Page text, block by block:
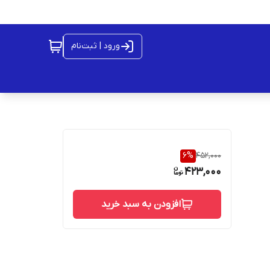
ورود | ثبت‌نام
452,000
6%
423,000
افزودن به سبد خرید